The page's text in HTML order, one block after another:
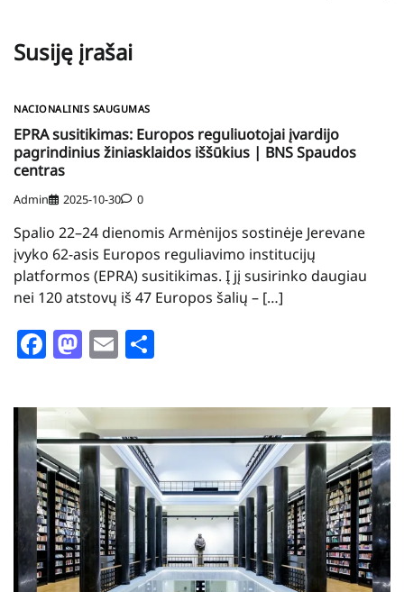
Susiję įrašai
NACIONALINIS SAUGUMAS
EPRA susitikimas: Europos reguliuotojai įvardijo
pagrindinius žiniasklaidos iššūkius | BNS Spaudos
centras
Admin 2025-10-30 0
Spalio 22–24 dienomis Armėnijos sostinėje Jerevane
įvyko 62-asis Europos reguliavimo institucijų
platformos (EPRA) susitikimas. Į jį susirinko daugiau
nei 120 atstovų iš 47 Europos šalių – […]
Facebook
Mastodon
Email